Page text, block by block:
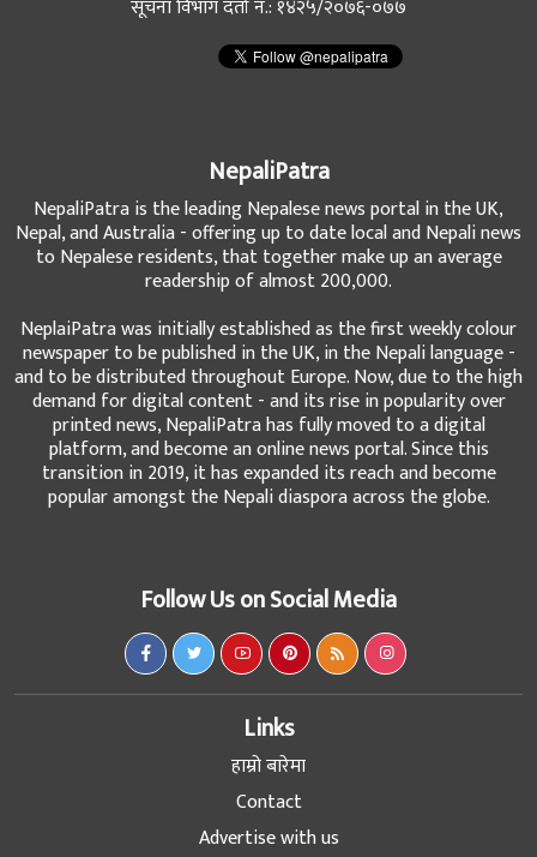
सूचना विभाग दर्ता नं.: १४२५/२०७६-०७७
NepaliPatra
NepaliPatra is the leading Nepalese news portal in the UK,
Nepal, and Australia - offering up to date local and Nepali news
to Nepalese residents, that together make up an average
readership of almost 200,000.
NeplaiPatra was initially established as the first weekly colour
newspaper to be published in the UK, in the Nepali language -
and to be distributed throughout Europe. Now, due to the high
demand for digital content - and its rise in popularity over
printed news, NepaliPatra has fully moved to a digital
platform, and become an online news portal. Since this
transition in 2019, it has expanded its reach and become
popular amongst the Nepali diaspora across the globe.
Follow Us on Social Media
Links
हाम्रो बारेमा
Contact
Advertise with us